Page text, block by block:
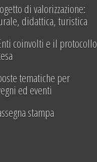
di valorizzazione:
didattica, turistica
coinvolti e il protocollo
tematiche per
ed eventi
stampa